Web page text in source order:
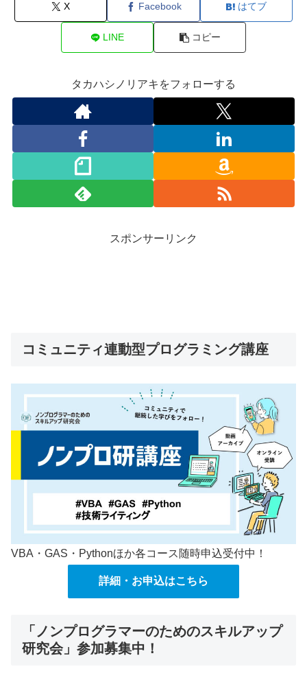
X Facebook はてブ
LINE コピー
タカハシノリアキをフォローする
スポンサーリンク
コミュニティ連動型プログラミング講座
VBA・GAS・Pythonほか各コース随時申込受付中！
詳細・お申込はこちら
「ノンプログラマーのためのスキルアップ
研究会」参加募集中！